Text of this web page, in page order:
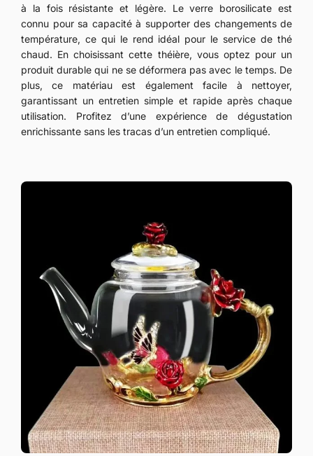
à la fois résistante et légère. Le verre borosilicate est
connu pour sa capacité à supporter des changements de
température, ce qui le rend idéal pour le service de thé
chaud. En choisissant cette théière, vous optez pour un
produit durable qui ne se déformera pas avec le temps. De
plus, ce matériau est également facile à nettoyer,
garantissant un entretien simple et rapide après chaque
utilisation. Profitez d’une expérience de dégustation
enrichissante sans les tracas d’un entretien compliqué.